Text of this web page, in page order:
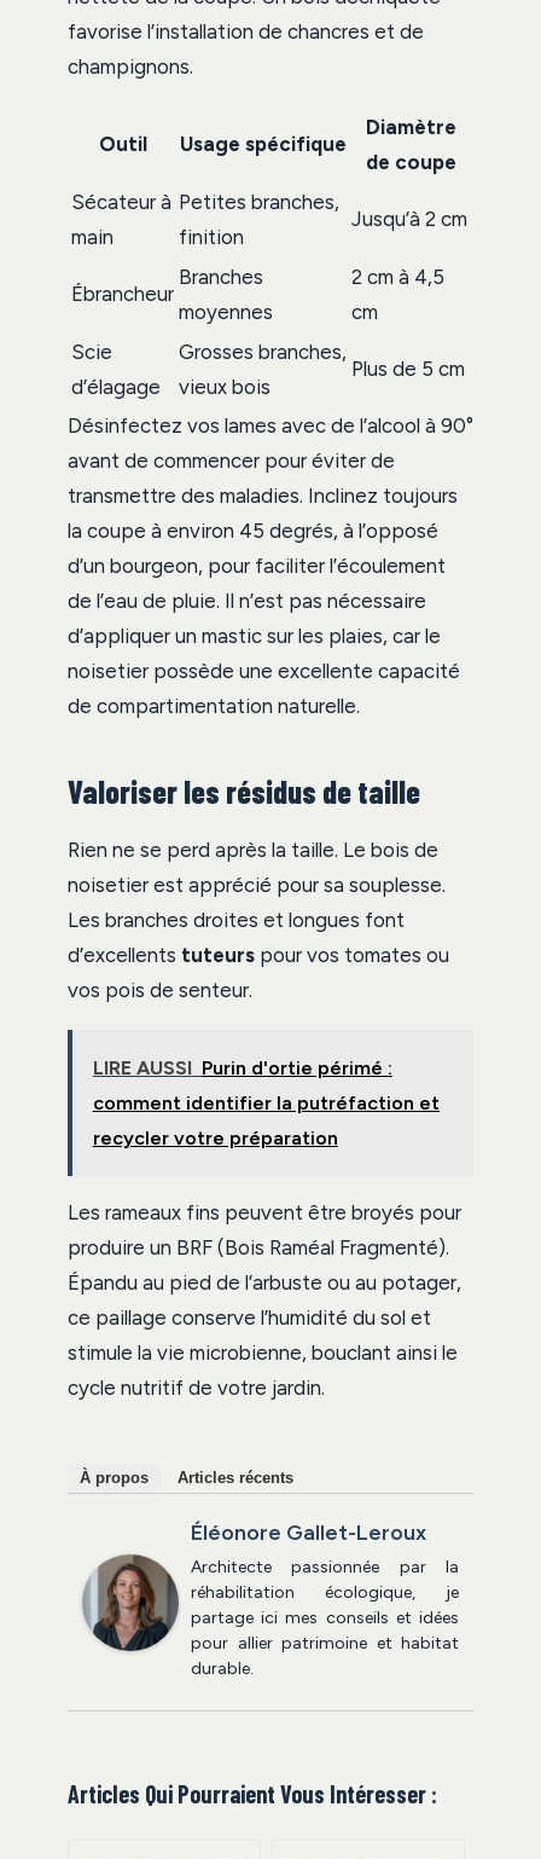
favorise l’installation de chancres et de
champignons.
Outil Usage spécifique
Diamètre
de coupe
Sécateur à
main
Petites branches,
finition
Jusqu’à 2 cm
Ébrancheur
Branches
moyennes
2 cm à 4,5
cm
Scie
d’élagage
Grosses branches,
vieux bois
Plus de 5 cm
Désinfectez vos lames avec de l’alcool à 90°
avant de commencer pour éviter de
transmettre des maladies. Inclinez toujours
la coupe à environ 45 degrés, à l’opposé
d’un bourgeon, pour faciliter l’écoulement
de l’eau de pluie. Il n’est pas nécessaire
d’appliquer un mastic sur les plaies, car le
noisetier possède une excellente capacité
de compartimentation naturelle.
Valoriser les résidus de taille
Rien ne se perd après la taille. Le bois de
noisetier est apprécié pour sa souplesse.
Les branches droites et longues font
d’excellents tuteurs pour vos tomates ou
vos pois de senteur.
LIRE AUSSI Purin d'ortie périmé :
comment identifier la putréfaction et
recycler votre préparation
Les rameaux fins peuvent être broyés pour
produire un BRF (Bois Raméal Fragmenté).
Épandu au pied de l’arbuste ou au potager,
ce paillage conserve l’humidité du sol et
stimule la vie microbienne, bouclant ainsi le
cycle nutritif de votre jardin.
À propos Articles récents
Éléonore Gallet-Leroux
Architecte passionnée par la
réhabilitation écologique, je
partage ici mes conseils et idées
pour allier patrimoine et habitat
durable.
Articles Qui Pourraient Vous Intéresser :